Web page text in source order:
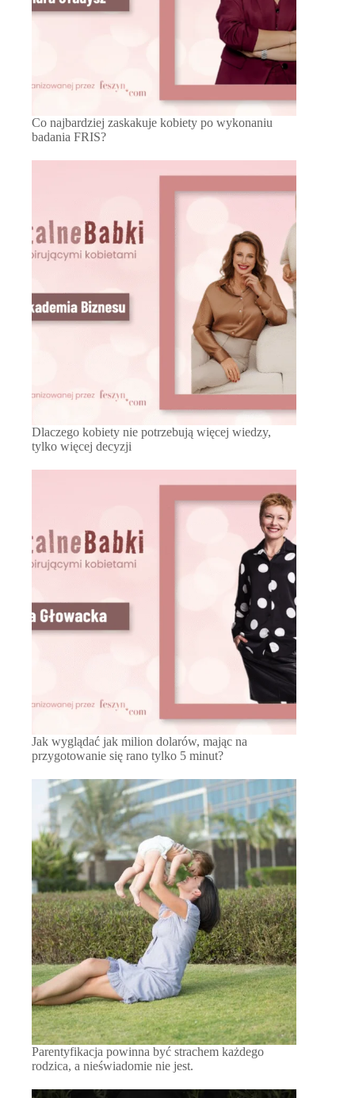
Co najbardziej zaskakuje kobiety po wykonaniu
badania FRIS?
Dlaczego kobiety nie potrzebują więcej wiedzy,
tylko więcej decyzji
Jak wyglądać jak milion dolarów, mając na
przygotowanie się rano tylko 5 minut?
Parentyfikacja powinna być strachem każdego
rodzica, a nieświadomie nie jest.